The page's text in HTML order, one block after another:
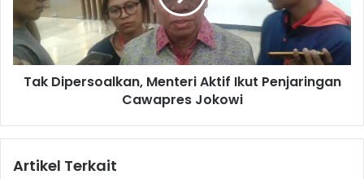
e
r
e
t
t
p
e
r
s
n
Tak Dipersoalkan, Menteri Aktif Ikut Penjaringan
Cawapres Jokowi
Artikel Terkait